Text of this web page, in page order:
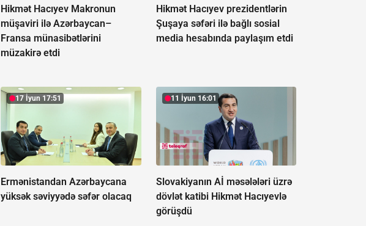
Hikmət Hacıyev Makronun
müşaviri ilə Azərbaycan–
Fransa münasibətlərini
müzakirə etdi
Hikmət Hacıyev prezidentlərin
Şuşaya səfəri ilə bağlı sosial
media hesabında paylaşım etdi
17 İyun 17:51
Ermənistandan Azərbaycana
yüksək səviyyədə səfər olacaq
11 İyun 16:01
Slovakiyanın Aİ məsələləri üzrə
dövlət katibi Hikmət Hacıyevlə
görüşdü